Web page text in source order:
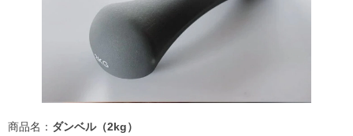
商品名： ダンベル（2kg）